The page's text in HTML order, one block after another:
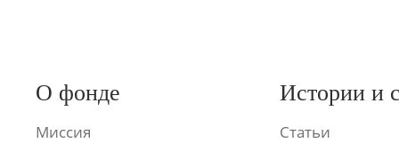
О фонде
Миссия
Истории и
Статьи